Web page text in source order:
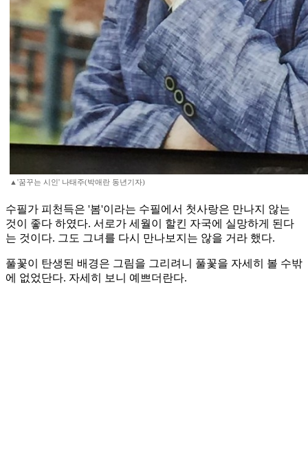
▲'꿈꾸는 시인' 나태주(박애란 동년기자)
수필가 피천득은 '봄'이라는 수필에서 첫사랑은 만나지 않는
것이 좋다 하였다. 서로가 세월이 할킨 자국에 실망하게 된다
는 것이다. 그도 그녀를 다시 만나보지는 않을 거라 했다.
풀꽃이 탄생된 배경은 그림을 그리려니 풀꽃을 자세히 볼 수밖
에 없었단다. 자세히 보니 예쁘더란다.